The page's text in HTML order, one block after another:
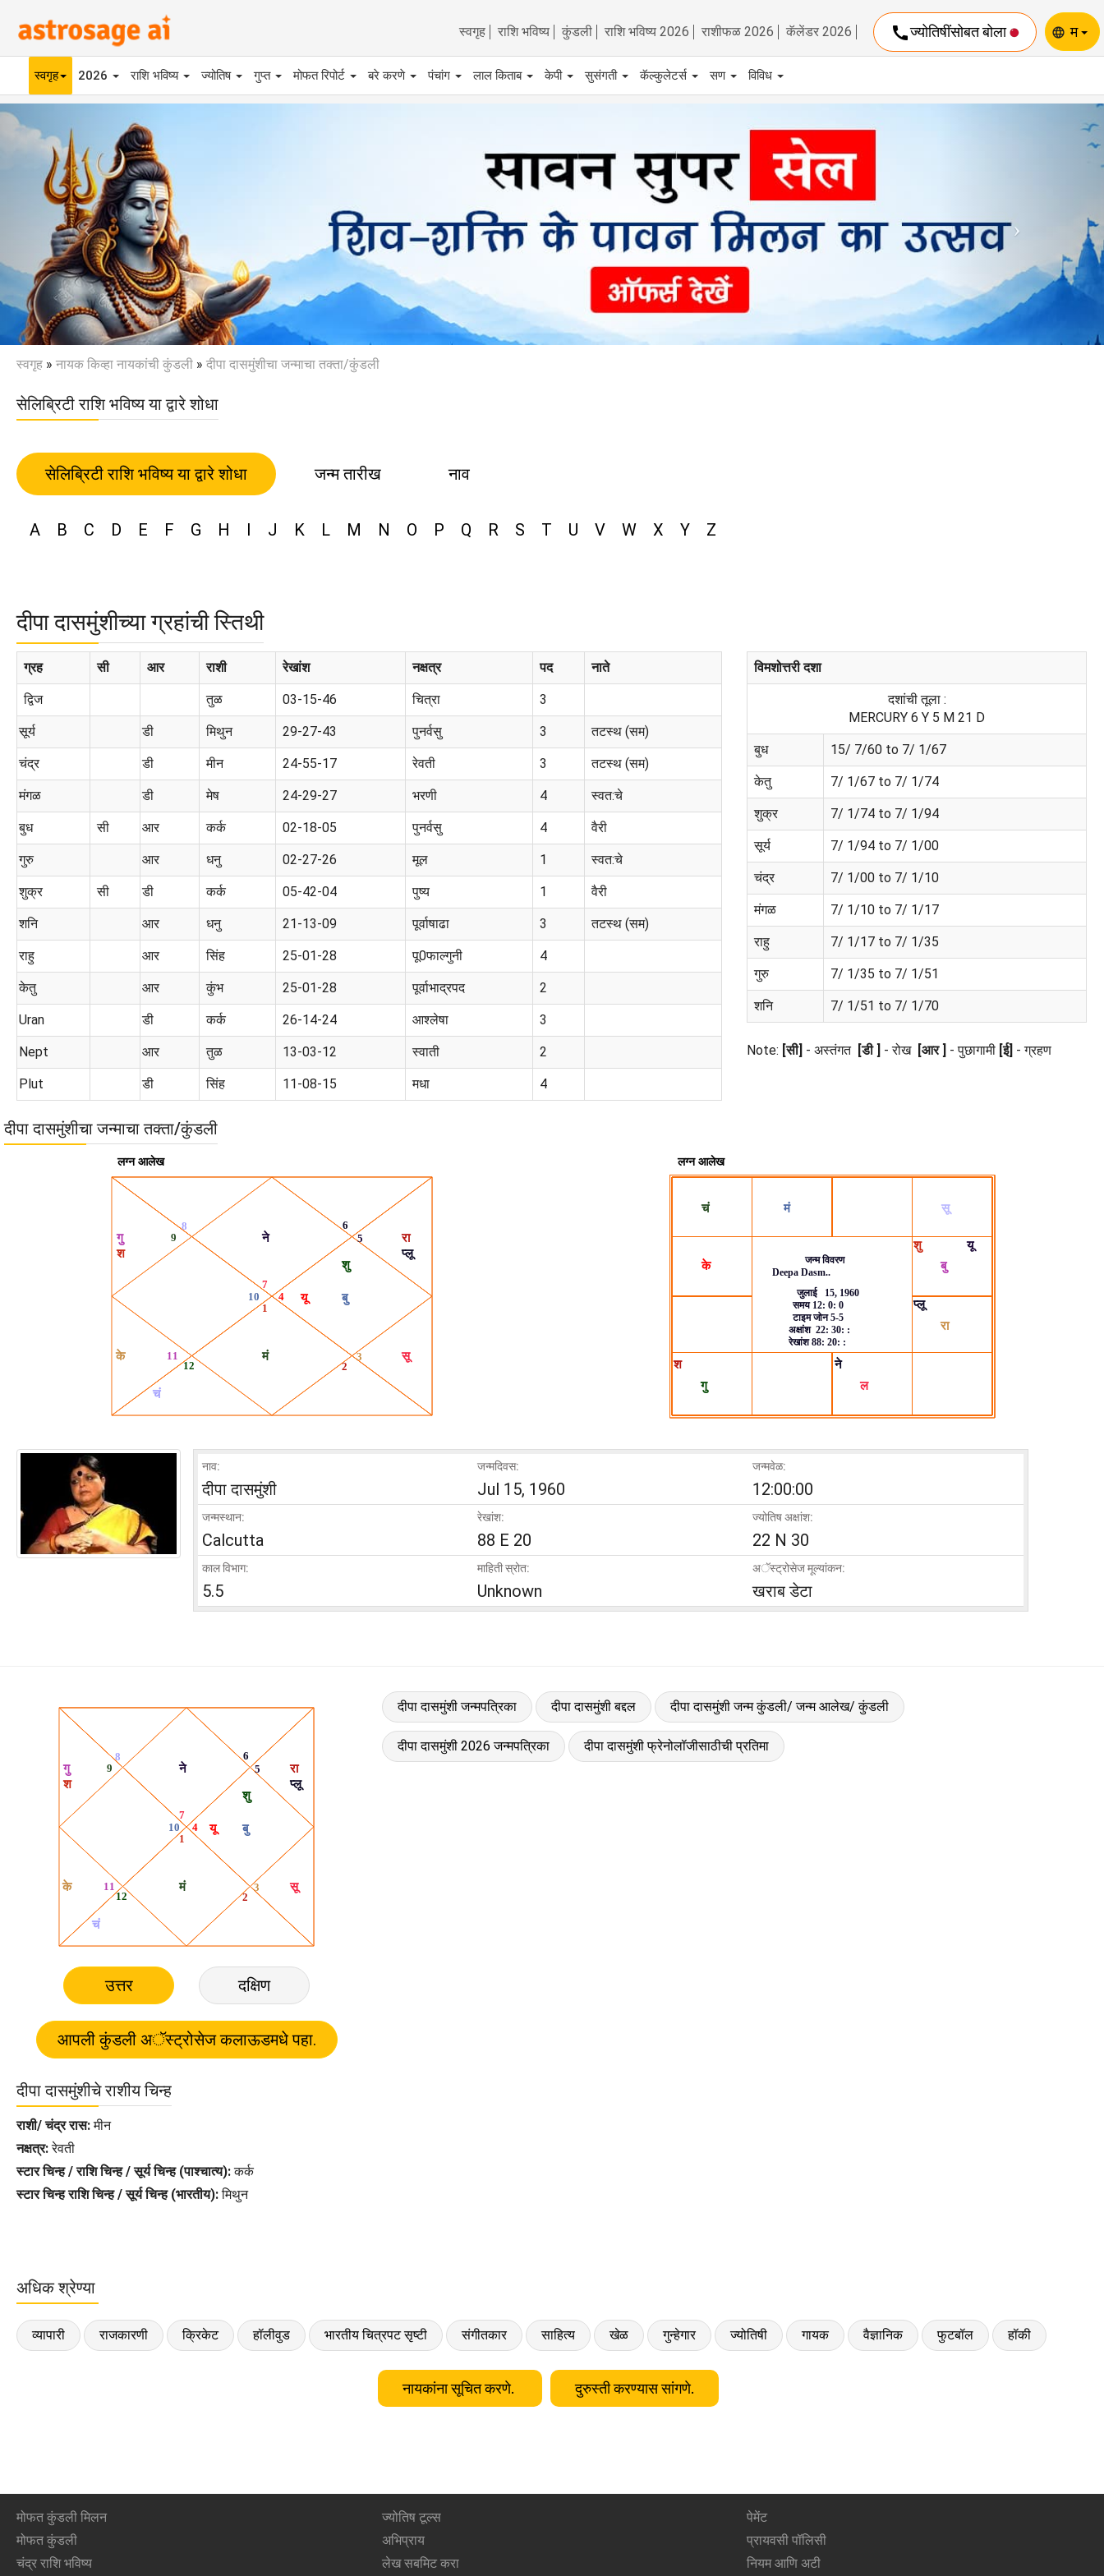
स्वगृह राशि भविष्य कुंडली राशि भविष्य 2026 राशीफळ 2026 कॅलेंडर 2026 callज्योतिषींसोबत बोला language म
स्वगृह 2026 राशि भविष्य ज्योतिष गुप्त मोफत रिपोर्ट बरे करणे पंचांग लाल किताब केपी सुसंगती कॅल्कुलेटर्स सण विविध
Previous
स्वगृह » नायक किव्हा नायकांची कुंडली » दीपा दासमुंशीचा जन्माचा तक्ता/कुंडली
सेलिब्रिटी राशि भविष्य या द्वारे शोधा
सेलिब्रिटी राशि भविष्य या द्वारे शोधा जन्म तारीख नाव
A B C D E F G H I J K L M N O P Q R S T U V W X Y Z
दीपा दासमुंशीच्या ग्रहांची स्तिथी
ग्रह सी आर राशी रेखांश नक्षत्र पद नाते
द्विज तुळ 03-15-46 चित्रा 3
सूर्य डी मिथुन 29-27-43 पुनर्वसु 3 तटस्थ (सम)
चंद्र डी मीन 24-55-17 रेवती 3 तटस्थ (सम)
मंगळ डी मेष 24-29-27 भरणी 4 स्वत:चे
बुध सी आर कर्क 02-18-05 पुनर्वसु 4 वैरी
गुरु आर धनु 02-27-26 मूल 1 स्वत:चे
शुक्र सी डी कर्क 05-42-04 पुष्य 1 वैरी
शनि आर धनु 21-13-09 पूर्वाषाढा 3 तटस्थ (सम)
राहु आर सिंह 25-01-28 पू0फाल्गुनी 4
केतु आर कुंभ 25-01-28 पूर्वाभाद्रपद 2
Uran डी कर्क 26-14-24 आश्लेषा 3
Nept आर तुळ 13-03-12 स्वाती 2
Plut डी सिंह 11-08-15 मधा 4
विमशोत्तरी दशा
दशांची तूला :
MERCURY 6 Y 5 M 21 D
बुध 15/ 7/60 to 7/ 1/67
केतु 7/ 1/67 to 7/ 1/74
शुक्र 7/ 1/74 to 7/ 1/94
सूर्य 7/ 1/94 to 7/ 1/00
चंद्र 7/ 1/00 to 7/ 1/10
मंगळ 7/ 1/10 to 7/ 1/17
राहु 7/ 1/17 to 7/ 1/35
गुरु 7/ 1/35 to 7/ 1/51
शनि 7/ 1/51 to 7/ 1/70
Note: [सी] - अस्तंगत [डी ] - रोख [आर ] - पुछागामी [ई] - ग्रहण
दीपा दासमुंशीचा जन्माचा तक्ता/कुंडली
नाव:
दीपा दासमुंशी
जन्मदिवस:
Jul 15, 1960
जन्मवेळ:
12:00:00
जन्मस्थान:
Calcutta
रेखांश:
88 E 20
ज्योतिष अक्षांश:
22 N 30
काल विभाग:
5.5
माहिती स्रोत:
Unknown
अॅस्ट्रोसेज मूल्यांकन:
खराब डेटा
उत्तर दक्षिण
दीपा दासमुंशी जन्मपत्रिका दीपा दासमुंशी बद्दल दीपा दासमुंशी जन्म कुंडली/ जन्म आलेख/ कुंडली
दीपा दासमुंशी 2026 जन्मपत्रिका दीपा दासमुंशी फ्रेनोलॉजीसाठीची प्रतिमा
दीपा दासमुंशीचे राशीय चिन्ह
राशी/ चंद्र रास:मीन
नक्षत्र:रेवती
स्टार चिन्ह / राशि चिन्ह / सूर्य चिन्ह (पाश्चात्य):कर्क
स्टार चिन्ह राशि चिन्ह / सूर्य चिन्ह (भारतीय):मिथुन
अधिक श्रेण्या
व्यापारी राजकारणी क्रिकेट हॉलीवुड भारतीय चित्रपट सृष्टी संगीतकार साहित्य खेळ गुन्हेगार ज्योतिषी गायक वैज्ञानिक फुटबॉल हॉकी
नायकांना सूचित करणे. दुरुस्ती करण्यास सांगणे.
मोफत कुंडली मिलन
मोफत कुंडली
चंद्र राशि भविष्य
ज्योतिष टूल्स
अभिप्राय
लेख सबमिट करा
पेमेंट
प्रायवसी पॉलिसी
नियम आणि अटी